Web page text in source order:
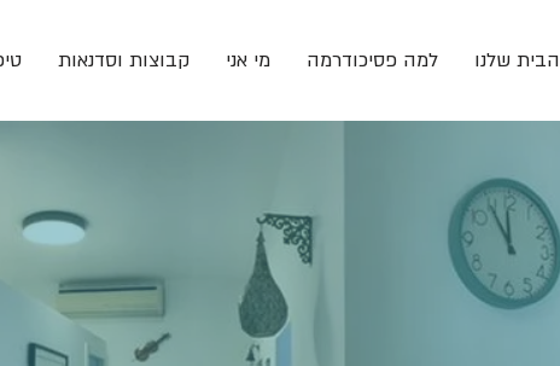
הבית שלנו למה פסיכודרמה מי אני קבוצות וסדנאות